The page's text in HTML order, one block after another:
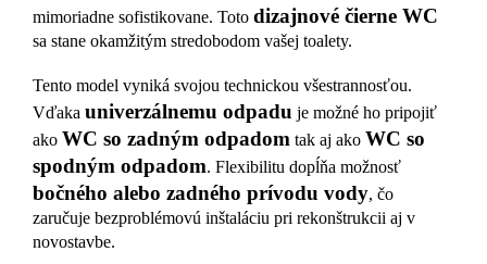
mimoriadne sofistikovane. Toto dizajnové čierne WC
sa stane okamžitým stredobodom vašej toalety.
Tento model vyniká svojou technickou všestrannosťou.
Vďaka univerzálnemu odpadu je možné ho pripojiť
ako WC so zadným odpadom tak aj ako WC so
spodným odpadom. Flexibilitu dopĺňa možnosť
bočného alebo zadného prívodu vody, čo
zaručuje bezproblémovú inštaláciu pri rekonštrukcii aj v
novostavbe.